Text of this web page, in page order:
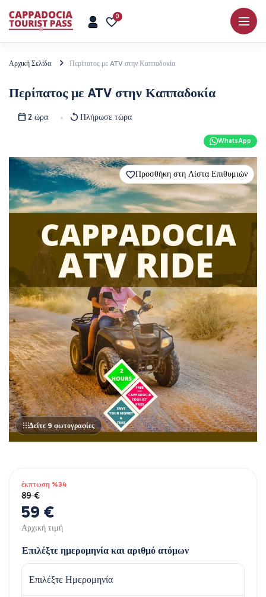
0
Αρχική Σελίδα Περίπατος με ATV στην Καππαδοκία
Περίπατος με ATV στην Καππαδοκία
2 ώρα Πλήρωσε τώρα
WhatsApp
Προσθήκη στη Λίστα Επιθυμιών
Δείτε 9 φωτογραφίες
έκπτωση %34
89 €
59 €
Αρχική τιμή
Επιλέξτε ημερομηνία και αριθμό ατόμων
Επιλέξτε Ημερομηνία